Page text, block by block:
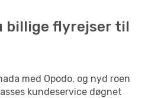
billige flyrejser til
med Opodo, og nyd roen
kundeservice døgnet